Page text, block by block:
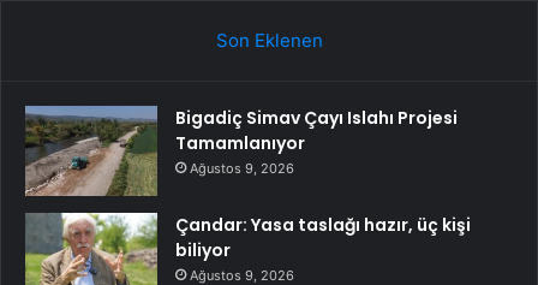
Son Eklenen
Bigadiç Simav Çayı Islahı Projesi
Tamamlanıyor
Ağustos 9, 2026
Çandar: Yasa taslağı hazır, üç kişi
biliyor
Ağustos 9, 2026